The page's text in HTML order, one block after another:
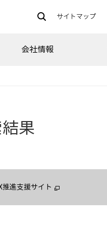
サイトマップ
会社情報
果
推進支援サイト